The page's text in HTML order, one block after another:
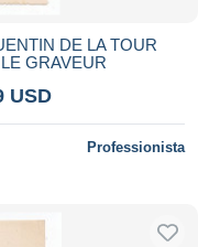
DE LA TOUR
GRAVEUR
USD
Professionista